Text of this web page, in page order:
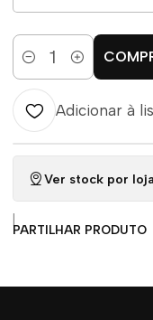
Quantidade
Adicionar à
Ver stock por loja
|
PARTILHAR PRODUTO